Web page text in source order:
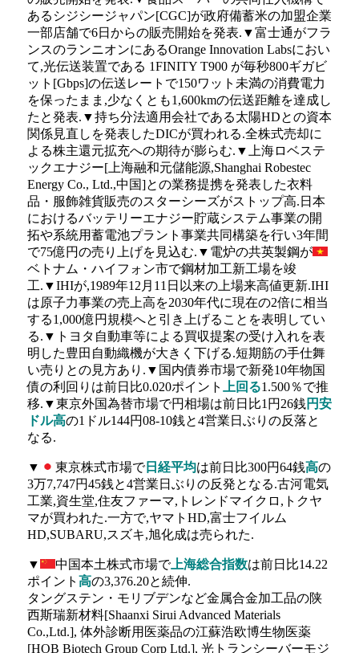
あるシジシージャパン[CGC]が政府備蓄米の加盟企業
一部店舗で6日からの販売開始を発表.▼富士通がフラ
ンスのランニオンにあるOrange Innovation Labsにおい
て,光伝送装置である 1FINITY T900 が毎秒800ギガビ
ット[Gbps]の伝送レートで150ワット未満の消費電力
を保ったまま,少なくとも1,600kmの伝送距離を達成し
たと発表.▼持ち分法適用会社である太陽HDとの資本
関係見直しを発表したDICが買われる.全株式売却に
よる株主還元拡充への期待が膨らむ.▼上海ロベステ
ックエナジー[上海融和元儲能源,Shanghai Robestec
Energy Co., Ltd.,中国]との業務提携を発表した衣料
品・服飾雑貨販売のスターシーズがストップ高.日本
におけるバッテリーエナジー貯蔵システム事業の開
拓や系統用蓄電池プラント事業共同構築を行い3年間
で75億円の売り上げを見込む.▼電炉の共英製鋼が
ベトナム・ハイフォン市で鋼材加工新工場を竣
工.▼IHIが,1989年12月11日以来の上場来高値更新.IHI
は原子力事業の売上高を2030年代に現在の2倍に相当
する1,000億円規模へと引き上げることを表明してい
る.▼トヨタ自動車等による買収提案の受け入れを表
明した豊田自動織機が大きく下げる.短期筋の手仕舞
い売りとの見方あり.▼国内債券市場で新発10年物国
債の利回りは前日比0.020ポイント 上回る1.500％で推
移.▼東京外国為替市場で円相場は前日比1円26銭円安
ドル高の1ドル144円08-10銭と4営業日ぶりの反落と
なる.
▼ 東京株式市場で日経平均は前日比300円64銭高の
3万7,747円45銭と4営業日ぶりの反発となる.古河電気
工業,資生堂,住友ファーマ,トレンドマイクロ,トクヤ
マが買われた.一方で,ヤマトHD,富士フイルム
HD,SUBARU,スズキ,旭化成は売られた.
▼ 中国本土株式市場で上海総合指数は前日比14.22
ポイント 高の3,376.20と続伸.
タングステン・モリブデンなど金属合金加工品の陕
西斯瑞新材料[Shaanxi Sirui Advanced Materials
Co.,Ltd.], 体外診断用医薬品の江蘇浩欧博生物医薬
[HOB Biotech Group Corp Ltd.], 光トランシーバーモジ